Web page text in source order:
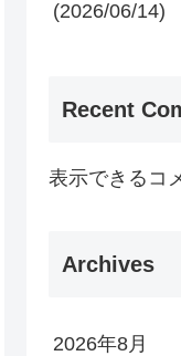
(2026/06/14)
Recent
表示できるコ
Archives
2026年8月